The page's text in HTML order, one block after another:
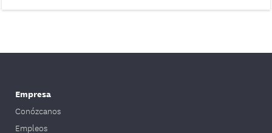
Empresa
Conózcanos
Empleos